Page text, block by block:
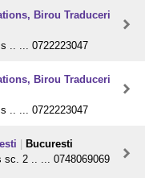
Birou Traduceri
.. ... 0722223047
Birou Traduceri
.. ... 0722223047
Bucuresti
sc. 2 .. ... 0748069069